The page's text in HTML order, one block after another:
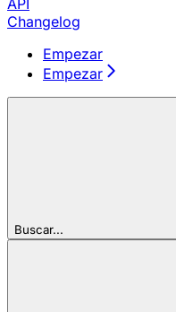
Changelog
Empezar
Empezar
Buscar...